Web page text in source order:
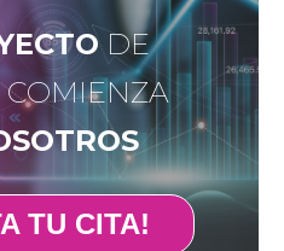
DE
COMIENZA
TU CITA!